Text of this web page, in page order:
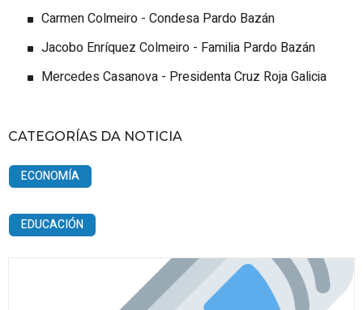
Carmen Colmeiro - Condesa Pardo Bazán
Jacobo Enríquez Colmeiro - Familia Pardo Bazán
Mercedes Casanova - Presidenta Cruz Roja Galicia
CATEGORÍAS DA NOTICIA
ECONOMÍA
EDUCACIÓN